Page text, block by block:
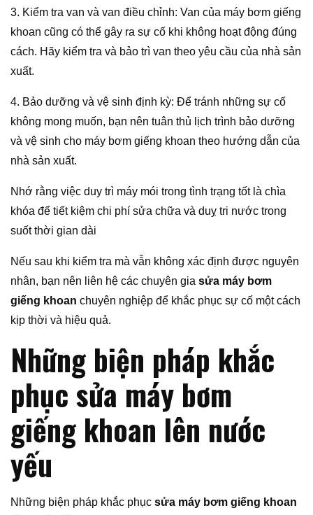
3. Kiểm tra van và van điều chỉnh: Van của máy bơm giếng
khoan cũng có thể gây ra sự cố khi không hoạt động đúng
cách. Hãy kiểm tra và bảo trì van theo yêu cầu của nhà sản
xuất.
4. Bảo dưỡng và vệ sinh định kỳ: Để tránh những sự cố
không mong muốn, bạn nên tuân thủ lịch trình bảo dưỡng
và vệ sinh cho máy bơm giếng khoan theo hướng dẫn của
nhà sản xuất.
Nhớ rằng việc duy trì máy mói trong tình trạng tốt là chìa
khóa để tiết kiệm chi phí sửa chữa và duỵ tri nước trong
suốt thời gian dài
Nếu sau khi kiểm tra mà vẫn không xác định được nguyên
nhân, bạn nên liên hệ các chuyên gia sửa máy bơm
giếng khoan chuyên nghiệp để khắc phục sự cố một cách
kịp thời và hiệu quả.
Những biện pháp khắc
phục sửa máy bơm
giếng khoan lên nước
yếu
Những biện pháp khắc phục sửa máy bơm giếng khoan